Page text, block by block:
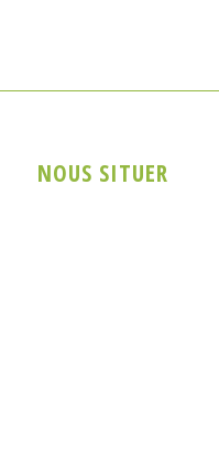
NOUS SITUER